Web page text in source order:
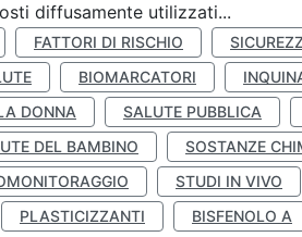
diffusamente utilizzati...
FATTORI DI RISCHIO
BIOMARCATORI
DONNA SALUTE PUBBLICA
DEL BAMBINO
SOSTANZE
STUDI IN VIVO
PLASTICIZZANTI BISFENOLO A